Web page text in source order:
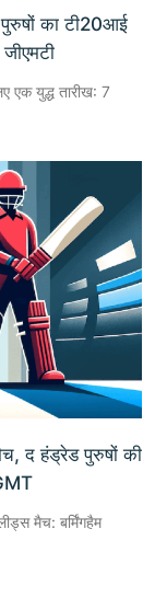
पुरुषों का टी20आई
एक युद्ध तारीख: 7
द हंड्रेड पुरुषों की
मैच: बर्मिंगहैम